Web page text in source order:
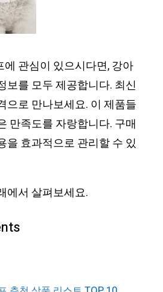
관심이 있으시다면, 강아
보를 모두 제공합니다. 최신
으로 만나보세요. 이 제품들
만족도를 자랑합니다. 구매
을 효과적으로 관리할 수 있
에서 살펴보세요.